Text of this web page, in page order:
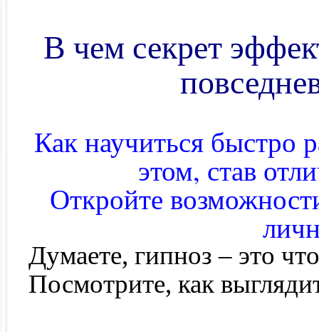
В чем секрет
Как научиться быстро
этом, став
Откройте
Думаете, гипноз – это
Посмотрите, как